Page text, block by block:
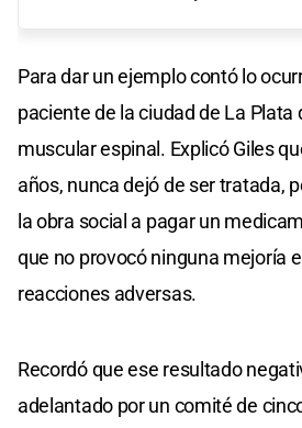
Para dar un ejemplo contó lo
paciente de la ciudad de La Plata
muscular espinal. Explicó Giles
años, nunca dejó de ser tratada,
la obra social a pagar un
que no provocó ninguna mejoría
reacciones adversas.
Recordó que ese resultado
adelantado por un comité de